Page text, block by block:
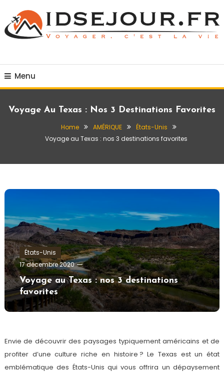
Content
Menu
Voyage Au Texas : Nos 3 Destinations Favorites
Home AMÉRIQUE
États-Unis
Voyage au Texas : nos 3 destinations favorites
États-Unis
17 décembre 2020
admin
Voyage au Texas : nos 3 destinations
favorites
Envie de découvrir des paysages typiquement américains et de
profiter d’une culture riche en histoire ? Le Texas est un état
emblématique des États-Unis qui vous offrira un dépaysement